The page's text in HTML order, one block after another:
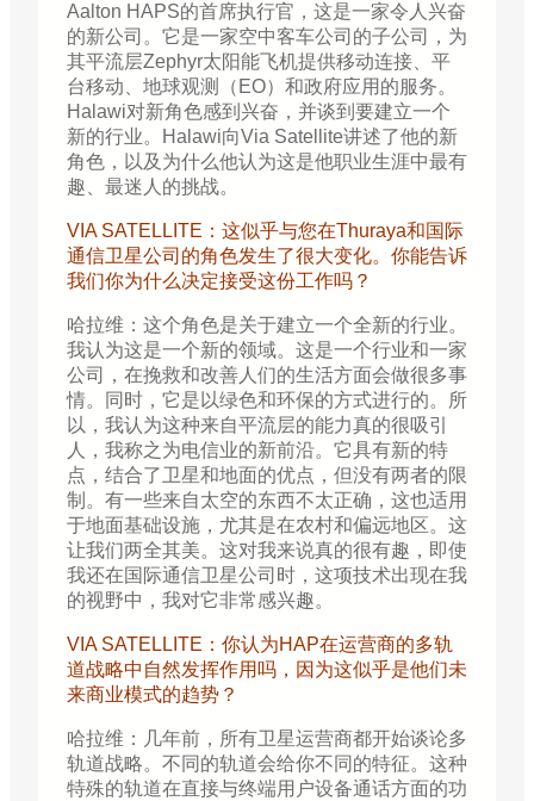
Aalton HAPS的首席执行官，这是一家令人兴奋
的新公司。它是一家空中客车公司的子公司，为
其平流层Zephyr太阳能飞机提供移动连接、平
台移动、地球观测（EO）和政府应用的服务。
Halawi对新角色感到兴奋，并谈到要建立一个
新的行业。Halawi向Via Satellite讲述了他的新
角色，以及为什么他认为这是他职业生涯中最有
趣、最迷人的挑战。
VIA SATELLITE：这似乎与您在Thuraya和国际
通信卫星公司的角色发生了很大变化。你能告诉
我们你为什么决定接受这份工作吗？
哈拉维：这个角色是关于建立一个全新的行业。
我认为这是一个新的领域。这是一个行业和一家
公司，在挽救和改善人们的生活方面会做很多事
情。同时，它是以绿色和环保的方式进行的。所
以，我认为这种来自平流层的能力真的很吸引
人，我称之为电信业的新前沿。它具有新的特
点，结合了卫星和地面的优点，但没有两者的限
制。有一些来自太空的东西不太正确，这也适用
于地面基础设施，尤其是在农村和偏远地区。这
让我们两全其美。这对我来说真的很有趣，即使
我还在国际通信卫星公司时，这项技术出现在我
的视野中，我对它非常感兴趣。
VIA SATELLITE：你认为HAP在运营商的多轨
道战略中自然发挥作用吗，因为这似乎是他们未
来商业模式的趋势？
哈拉维：几年前，所有卫星运营商都开始谈论多
轨道战略。不同的轨道会给你不同的特征。这种
特殊的轨道在直接与终端用户设备通话方面的功